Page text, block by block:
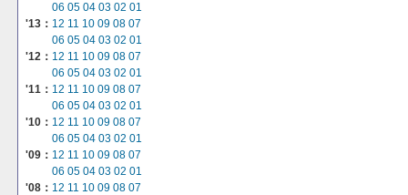
06 05 04 03 02 01
'13： 12 11 10 09 08 07
06 05 04 03 02 01
'12： 12 11 10 09 08 07
06 05 04 03 02 01
'11： 12 11 10 09 08 07
06 05 04 03 02 01
'10： 12 11 10 09 08 07
06 05 04 03 02 01
'09： 12 11 10 09 08 07
06 05 04 03 02 01
'08： 12 11 10 09 08 07